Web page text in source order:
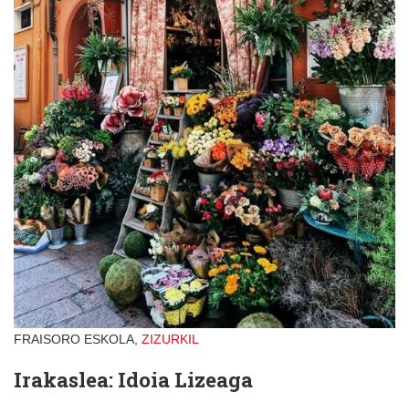
FRAISORO ESKOLA, ZIZURKIL
Irakaslea: Idoia Lizeaga